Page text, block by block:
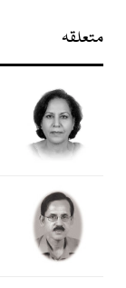
متعلقہ